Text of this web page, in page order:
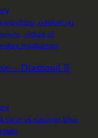
– Diamond 8